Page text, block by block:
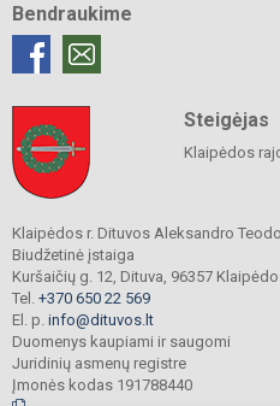
Bendraukime
Steigėjas
Klaipėdos
Klaipėdos r. Dituvos Aleksandro
Biudžetinė įstaiga
Kuršaičių g. 12, Dituva, 96357
Tel. +370 650 22 569
El. p. info@dituvos.lt
Duomenys kaupiami ir saugomi
Juridinių asmenų registre
Įmonės kodas 191788440